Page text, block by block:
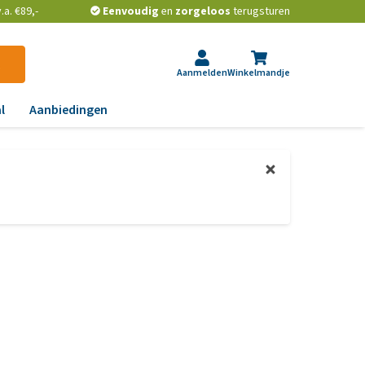
€89,- Eenvoudig en zorgeloos terugsturen
AanmeldenWinkelmandje
Aanbiedingen